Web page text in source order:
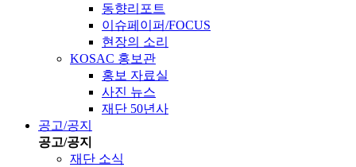
동향리포트
이슈페이퍼/FOCUS
현장의 소리
KOSAC 홍보관
홍보 자료실
사진 뉴스
재단 50년사
공고/공지
공고/공지
재단 소식